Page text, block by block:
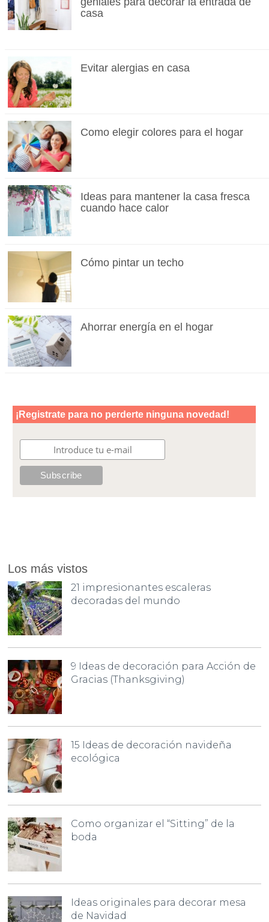
casa
Evitar alergias en casa
Como elegir colores para el hogar
Ideas para mantener la casa fresca
cuando hace calor
Cómo pintar un techo
Ahorrar energía en el hogar
Los más vistos
21 impresionantes escaleras
decoradas del mundo
9 Ideas de decoración para Acción de
Gracias (Thanksgiving)
15 Ideas de decoración navideña
ecológica
Como organizar el “Sitting” de la
boda
Ideas originales para decorar mesa
de Navidad